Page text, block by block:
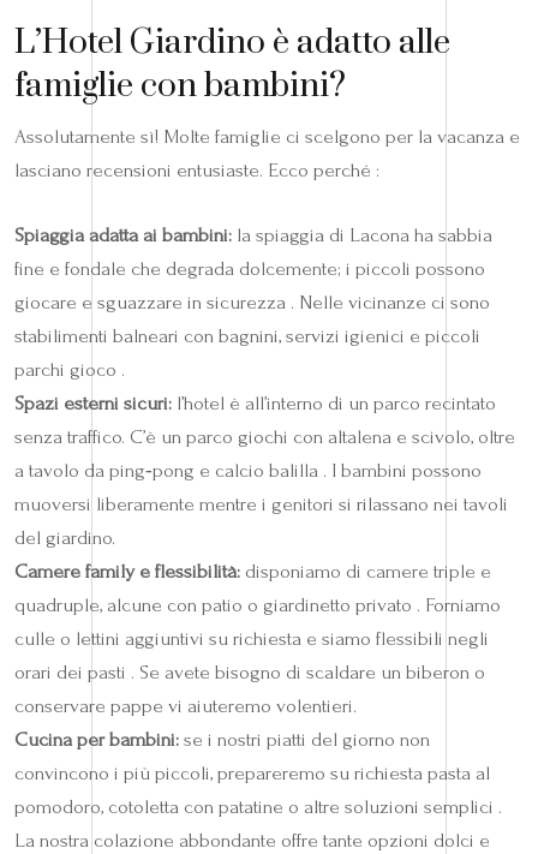
L’Hotel Giardino è adatto alle
famiglie con bambini?
Assolutamente sì! Molte famiglie ci scelgono per la vacanza e
lasciano recensioni entusiaste. Ecco perché :
Spiaggia adatta ai bambini: la spiaggia di Lacona ha sabbia
fine e fondale che degrada dolcemente; i piccoli possono
giocare e sguazzare in sicurezza . Nelle vicinanze ci sono
stabilimenti balneari con bagnini, servizi igienici e piccoli
parchi gioco .
Spazi esterni sicuri: l’hotel è all’interno di un parco recintato
senza traffico. C’è un parco giochi con altalena e scivolo, oltre
a tavolo da ping‑pong e calcio balilla . I bambini possono
muoversi liberamente mentre i genitori si rilassano nei tavoli
del giardino.
Camere family e flessibilità: disponiamo di camere triple e
quadruple, alcune con patio o giardinetto privato . Forniamo
culle o lettini aggiuntivi su richiesta e siamo flessibili negli
orari dei pasti . Se avete bisogno di scaldare un biberon o
conservare pappe vi aiuteremo volentieri.
Cucina per bambini: se i nostri piatti del giorno non
convincono i più piccoli, prepareremo su richiesta pasta al
pomodoro, cotoletta con patatine o altre soluzioni semplici .
La nostra colazione abbondante offre tante opzioni dolci e